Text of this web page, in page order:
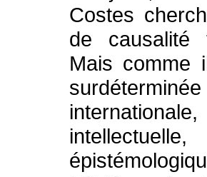
Costes
de causalité
Mais comme